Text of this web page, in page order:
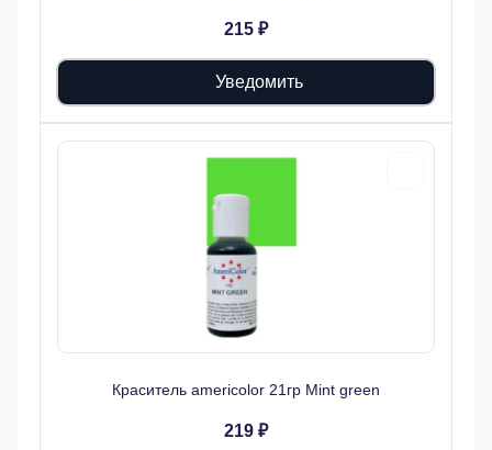
215 ₽
Уведомить
Краситель americolor 21гр Mint green
219 ₽